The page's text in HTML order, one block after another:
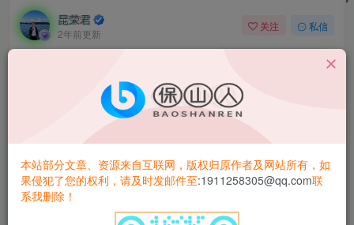
昆荣君
2年前更新
关注 私信
一款可设置自动回复，默认消息，调用自定
义 API 接口的网页机器人。此程序后端语言使用 Golang，内
api 功能需要有一定的建站基础。安装教程在最下面
安装教程：
本站部分文章、资源来自互联网，版权归原作者及网站所有，如
果侵犯了您的权利，请及时发邮件至:1911258305@qq.com联
系我删除！